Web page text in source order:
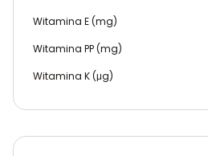
Witamina E (mg)
Witamina PP (mg)
Witamina K (μg)